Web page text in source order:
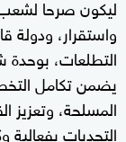
ليكون صرحا
واستقرار، ودولة
التطلعات، بوحدة
يضمن تكامل
المسلحة، وتعزيز
التحديات بفعالية